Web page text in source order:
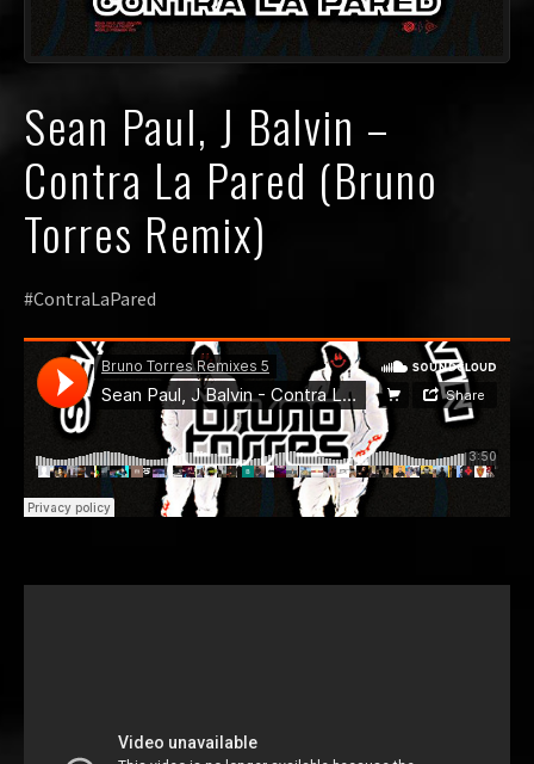
Sean Paul, J Balvin –
Contra La Pared (Bruno
Torres Remix)
#ContraLaPared